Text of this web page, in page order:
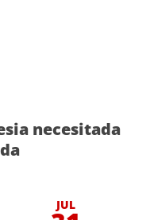
necesitada
JUL